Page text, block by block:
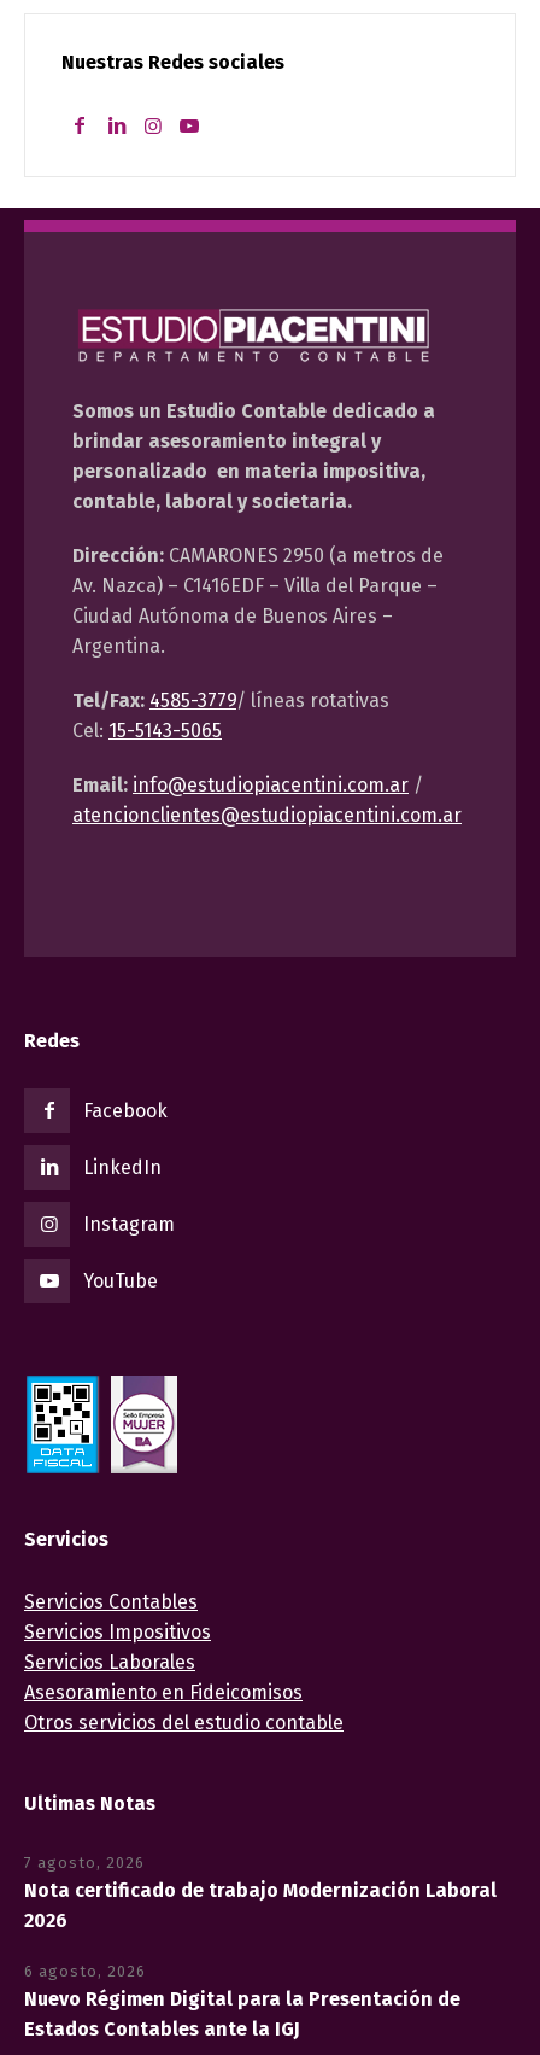
Nuestras Redes sociales
Somos un Estudio Contable dedicado a
brindar asesoramiento integral y
personalizado en materia impositiva,
contable, laboral y societaria.
Dirección: CAMARONES 2950 (a metros de
Av. Nazca) – C1416EDF – Villa del Parque –
Ciudad Autónoma de Buenos Aires –
Argentina.
Tel/Fax: 4585-3779/ líneas rotativas
Cel: 15-5143-5065
Email: info@estudiopiacentini.com.ar /
atencionclientes@estudiopiacentini.com.ar
Redes
Facebook
LinkedIn
Instagram
YouTube
Servicios
Servicios Contables
Servicios Impositivos
Servicios Laborales
Asesoramiento en Fideicomisos
Otros servicios del estudio contable
Ultimas Notas
7 agosto, 2026
Nota certificado de trabajo Modernización Laboral
2026
6 agosto, 2026
Nuevo Régimen Digital para la Presentación de
Estados Contables ante la IGJ